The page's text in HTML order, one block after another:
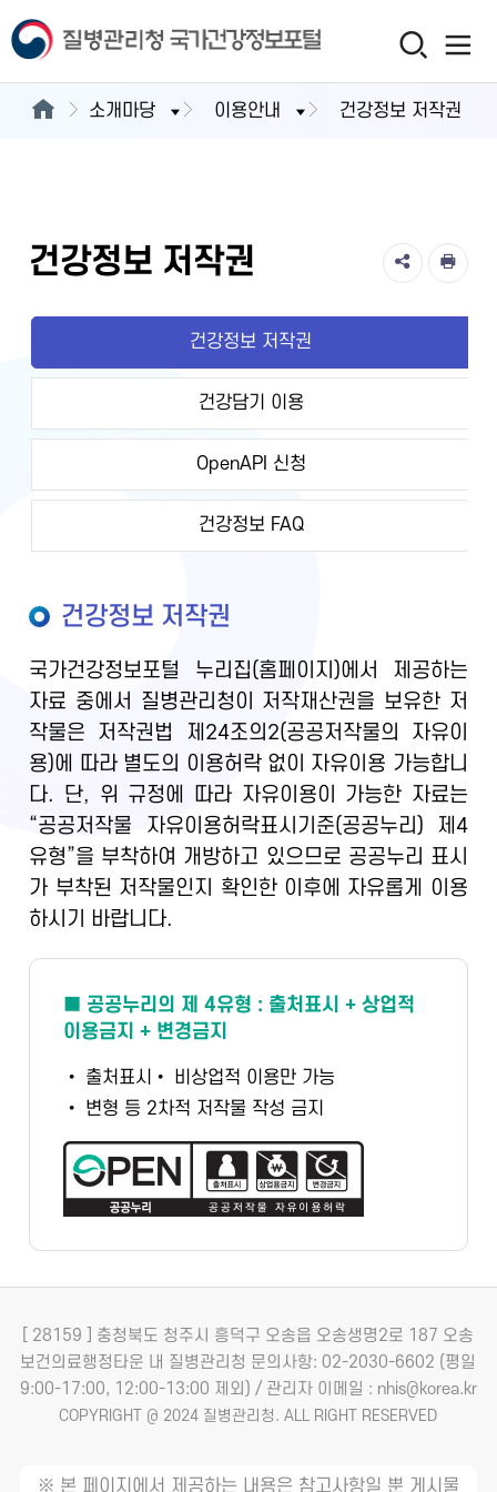
소개마당 이용안내 건강정보 저작권
건강정보 저작권
건강정보 저작권
건강담기 이용
OpenAPI 신청
건강정보 FAQ
건강정보 저작권
국가건강정보포털 누리집(홈페이지)에서 제공하는
자료 중에서 질병관리청이 저작재산권을 보유한 저
작물은 저작권법 제24조의2(공공저작물의 자유이
용)에 따라 별도의 이용허락 없이 자유이용 가능합니
다. 단, 위 규정에 따라 자유이용이 가능한 자료는
“공공저작물 자유이용허락표시기준(공공누리) 제4
유형”을 부착하여 개방하고 있으므로 공공누리 표시
가 부착된 저작물인지 확인한 이후에 자유롭게 이용
하시기 바랍니다.
■ 공공누리의 제 4유형 : 출처표시 + 상업적
이용금지 + 변경금지
• 출처표시 • 비상업적 이용만 가능
• 변형 등 2차적 저작물 작성 금지
[ 28159 ] 충청북도 청주시 흥덕구 오송읍 오송생명2로 187 오송
보건의료행정타운 내 질병관리청 문의사항: 02-2030-6602 (평일
9:00-17:00, 12:00-13:00 제외) / 관리자 이메일 : nhis@korea.kr
COPYRIGHT @ 2024 질병관리청. ALL RIGHT RESERVED
※ 본 페이지에서 제공하는 내용은 참고사항일 뿐 게시물